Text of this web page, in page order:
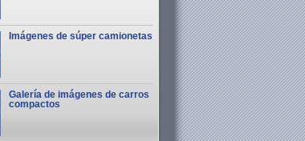
Imágenes de súper camionetas
Galería de imágenes de carros
compactos